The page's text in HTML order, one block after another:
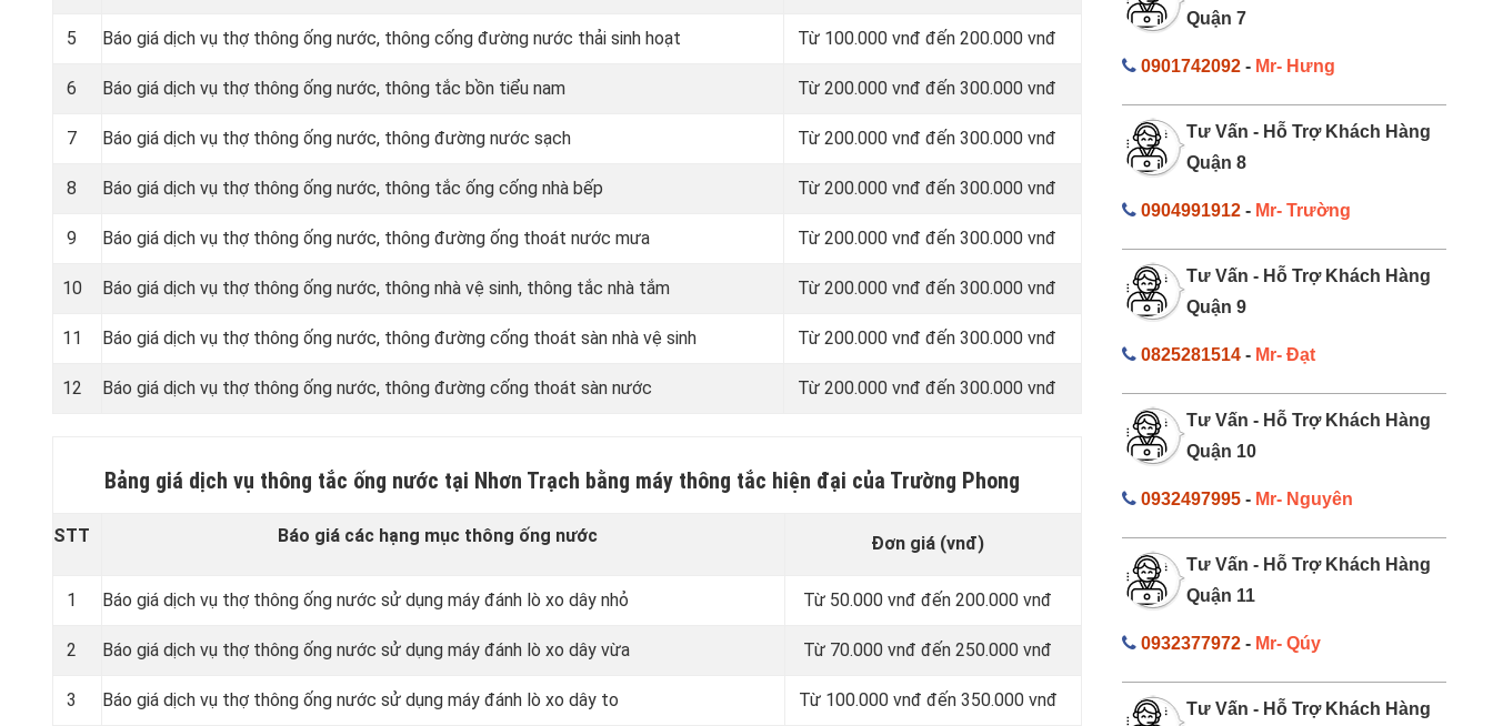
5 ‎Báo giá dịch vụ thợ thông ống nước, thông cống đường nước thải sinh hoạt Từ 100.000 vnđ đến 200.000 vnđ
6 Báo giá dịch vụ thợ thông ống nước, thông tắc bồn tiểu nam Từ 200.000 vnđ đến 300.000 vnđ
7 Báo giá dịch vụ thợ thông ống nước, thông đường nước sạch Từ 200.000 vnđ đến 300.000 vnđ
8 Báo giá dịch vụ thợ thông ống nước, thông tắc ống cống nhà bếp Từ 200.000 vnđ đến 300.000 vnđ
9 Báo giá dịch vụ thợ thông ống nước, thông đường ống thoát nước mưa Từ 200.000 vnđ đến 300.000 vnđ
10 Báo giá dịch vụ thợ thông ống nước, thông nhà vệ sinh, thông tắc nhà tắm Từ 200.000 vnđ đến 300.000 vnđ
11 Báo giá dịch vụ thợ thông ống nước, thông đường cống thoát sàn nhà vệ sinh Từ 200.000 vnđ đến 300.000 vnđ
12 Báo giá dịch vụ thợ thông ống nước, thông đường cống thoát sàn nước Từ 200.000 vnđ đến 300.000 vnđ
Bảng giá dịch vụ thông tắc ống nước tại Nhơn Trạch bằng máy thông tắc hiện đại của Trường Phong
STT Báo giá các hạng mục thông ống nước Đơn giá (vnđ)
1 Báo giá dịch vụ thợ thông ống nước sử dụng máy đánh lò xo dây nhỏ Từ 50.000 vnđ đến 200.000 vnđ
2 Báo giá dịch vụ thợ thông ống nước sử dụng máy đánh lò xo dây vừa Từ 70.000 vnđ đến 250.000 vnđ
3 Báo giá dịch vụ thợ thông ống nước sử dụng máy đánh lò xo dây to Từ 100.000 vnđ đến 350.000 vnđ
Quận 7
0901742092- Mr- Hưng
Tư Vấn - Hỗ Trợ Khách Hàng
Quận 8
0904991912- Mr- Trường
Tư Vấn - Hỗ Trợ Khách Hàng
Quận 9
0825281514- Mr- Đạt
Tư Vấn - Hỗ Trợ Khách Hàng
Quận 10
0932497995- Mr- Nguyên
Tư Vấn - Hỗ Trợ Khách Hàng
Quận 11
0932377972- Mr- Qúy
Tư Vấn - Hỗ Trợ Khách Hàng